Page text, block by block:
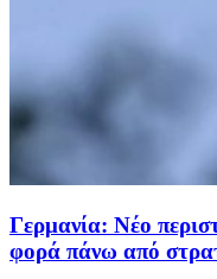
Γερμανία: Νέο
φορά πάνω από